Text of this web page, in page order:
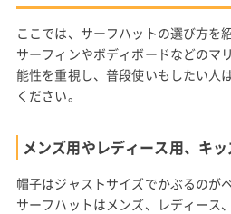
ここでは、サーフハットの選び方を
サーフィンやボディボードなどのマ
能性を重視し、普段使いもしたい人
ください。
メンズ用やレディース用、キ
帽子はジャストサイズでかぶるのが
サーフハットはメンズ、レディース